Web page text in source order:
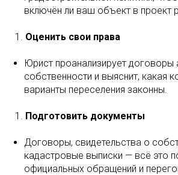
включён ли ваш объект в проект
Оценить свои права
Юрист проанализирует договоры
собственности и выяснит, какая
варианты переселения законны.
Подготовить документы
Договоры, свидетельства о
кадастровые выписки — всё это
официальных обращений и